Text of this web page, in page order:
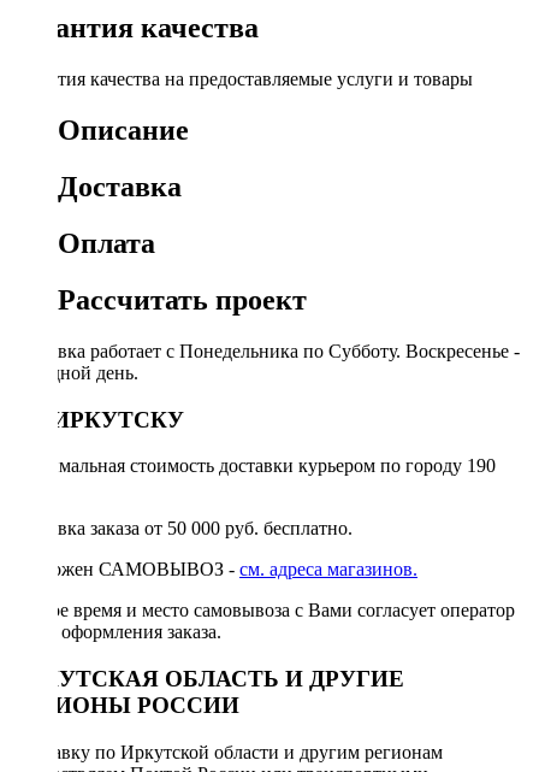
Гарантия качества
Гарантия качества на предоставляемые услуги и товары
Описание
Доставка
Оплата
Рассчитать проект
Доставка работает с Понедельника по Субботу. Воскресенье -
выходной день.
ПО ИРКУТСКУ
Минимальная стоимость доставки курьером по городу 190
Доставка заказа от 50 000 руб. бесплатно.
Возможен САМОВЫВОЗ - см. адреса магазинов.
Точное время и место самовывоза с Вами согласует оператор
после оформления заказа.
ИРКУТСКАЯ ОБЛАСТЬ И ДРУГИЕ
РЕГИОНЫ РОССИИ
Отправку по Иркутской области и другим регионам